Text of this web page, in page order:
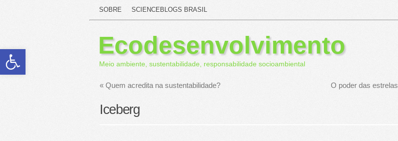
Abrir a barra de ferramentas
SOBRE SCIENCEBLOGS BRASIL
Ecodesenvolvimento
Meio ambiente, sustentabilidade, responsabilidade socioambiental
« Quem acredita na sustentabilidade? O poder das estrelas
Iceberg